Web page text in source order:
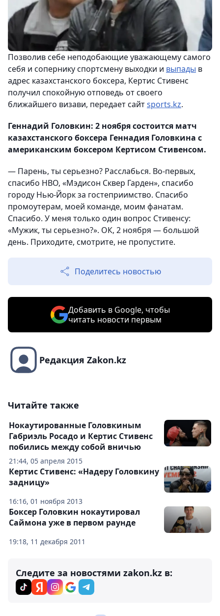
Позволив себе неподобающие уважающему самого
себя и сопернику спортсмену выходки и выпады в
адрес казахстанского боксера, Кертис Стивенс
получил спокойную отповедь от своего
ближайшего визави, передает сайтsports.kz.
Геннадий Головкин: 2 ноября состоится матч
казахстанского боксера Геннадия Головкина с
американским боксером Кертисом Стивенсом.
— Парень, ты серьезно? Расслабься. Во-первых,
спасибо НВО, «Мэдисон Сквер Гарден», спасибо
городу Нью-Йорк за гостеприимство. Спасибо
промоутерам, моей команде, моим фанатам.
Спасибо. У меня только один вопрос Стивенсу:
«Мужик, ты серьезно?». ОК, 2 ноября — большой
день. Приходите, смотрите, не пропустите.
Поделитесь новостью
Добавить в Google, чтобы
читать новости первым
Редакция Zakon.kz
Читайте также
21:44, 05 апреля 2015
Нокаутированные Головкиным
Габриэль Росадо и Кертис Стивенс
побились между собой вничью
16:16, 01 ноября 2013
Кертис Стивенс: «Надеру Головкину
задницу»
19:18, 11 декабря 2011
Боксер Головкин нокаутировал
Саймона уже в первом раунде
Следите за новостями zakon.kz в: